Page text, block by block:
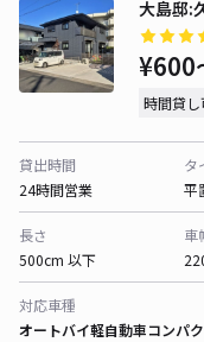
大島邸:
¥600
時間貸し
貸出時間
24時間営業
タ
平
長さ
500cm 以下
車
対応車種
オートバイ軽自動車コンパ